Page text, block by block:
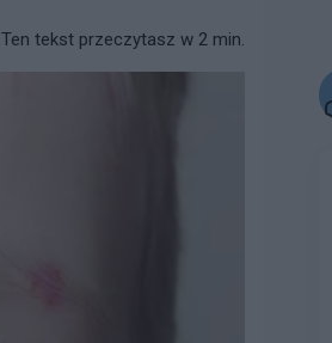
Ten tekst przeczytasz w 2 min.